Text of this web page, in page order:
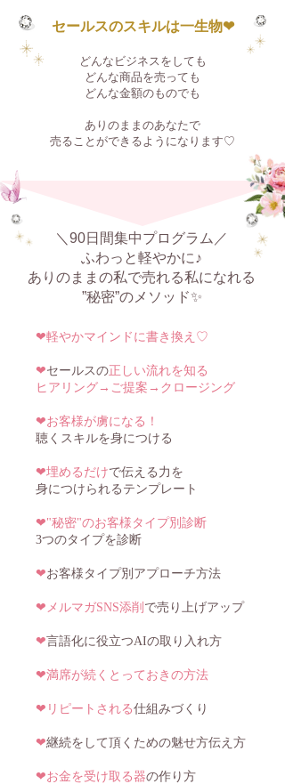
セールスのスキルは一生物❤︎
どんなビジネスをしても
どんな商品を売っても
どんな金額のものでも
ありのままのあなたで
​売ることができるようになります♡
＼90日間集中プログラム／
ふわっと軽やかに♪​
ありのままの私で売れる私になれる
​”秘密”のメソッド✨
❤︎軽やかマインドに書き換え♡
❤︎セールスの正しい流れを知る
ヒアリング→ご提案→クロージング
❤︎お客様が虜になる！
聴くスキルを身につける
❤︎埋めるだけで伝える力を
身につけられるテンプレート
❤︎"秘密"のお客様タイプ別診断
3つのタイプを診断
❤︎お客様タイプ別アプローチ方法
❤︎ メルマガSNS添削 で売り上げアップ
❤︎言語化に役立つAIの取り入れ方
❤︎満席が続くとっておきの方法
❤︎リピートされる仕組みづくり
❤︎継続をして頂くための魅せ方伝え方
❤︎お金を受け取る器の作り方